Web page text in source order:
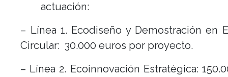
actuación:
– Línea 1. Ecodiseño y Demostración en
Circular: 30.000 euros por proyecto.
– Línea 2. Ecoinnovación Estratégica: